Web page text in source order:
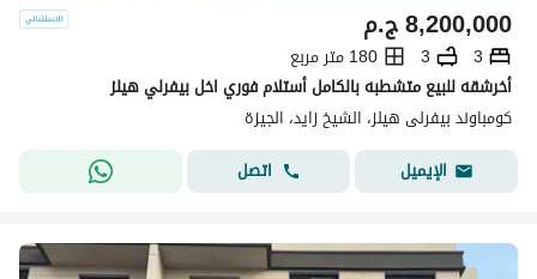
ج.م8,200,000
3
3
180 متر مربع
أخرشقه للبيع متشطبه بالكامل أستلام فوري اخل بيفرلي هيلز
كومباوند بيفرلى هيلز، الشيخ زايد، الجيزة
الإيميل
اتصل